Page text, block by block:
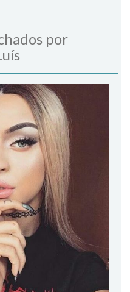
por